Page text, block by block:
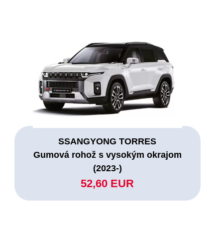
SSANGYONG TORRES
Gumová rohož s vysokým okrajom
(2023-)
52,60 EUR